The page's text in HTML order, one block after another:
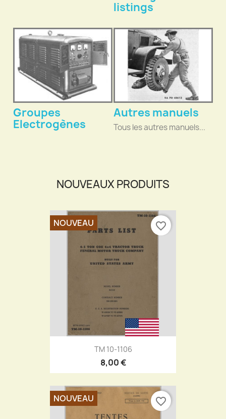
listings
Groupes
Electrogènes
Autres manuels
Tous les autres manuels...
NOUVEAUX PRODUITS
TM 10-1106
8,00 €
NOUVEAU favorite_border
NOUVEAU favorite_border